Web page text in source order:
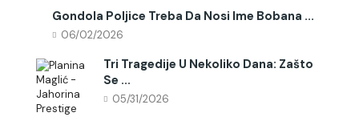
Gondola Poljice Treba Da Nosi Ime Bobana ...
06/02/2026
Tri Tragedije U Nekoliko Dana: Zašto
Se ...
05/31/2026